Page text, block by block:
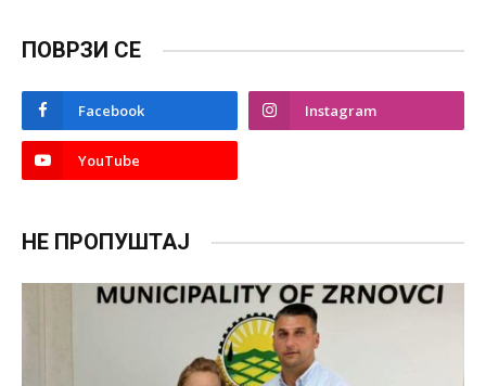
ПОВРЗИ СЕ
Facebook Instagram
YouTube
НЕ ПРОПУШТАЈ